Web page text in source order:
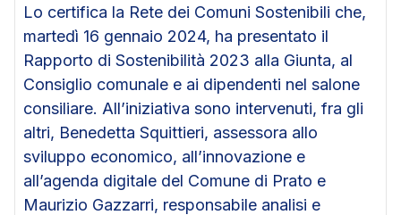
Lo certifica la Rete dei Comuni Sostenibili che,
martedì 16 gennaio 2024, ha presentato il
Rapporto di Sostenibilità 2023 alla Giunta, al
Consiglio comunale e ai dipendenti nel salone
consiliare. All’iniziativa sono intervenuti, fra gli
altri, Benedetta Squittieri, assessora allo
sviluppo economico, all’innovazione e
all’agenda digitale del Comune di Prato e
Maurizio Gazzarri, responsabile analisi e